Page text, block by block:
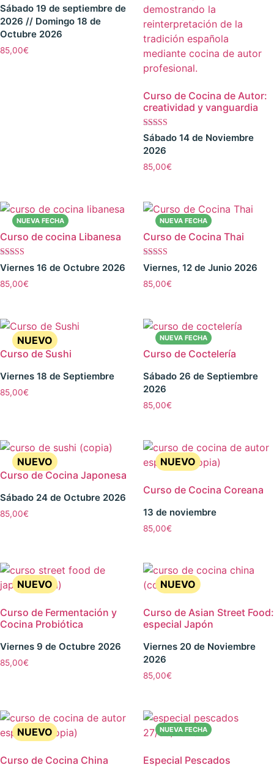
Valorado con
5.00
de 5
Sábado 19 de septiembre de
2026 // Domingo 18 de
Octubre 2026
85,00€
Curso de Cocina de Autor:
creatividad y vanguardia
Valorado con
5.00
de 5
Sábado 14 de Noviembre
2026
85,00€
Curso de cocina Libanesa
Valorado con
5.00
de 5
Viernes 16 de Octubre 2026
85,00€
Curso de Cocina Thai
Valorado
con
4.00
de 5
Viernes, 12 de Junio 2026
85,00€
Curso de Sushi
Viernes 18 de Septiembre
85,00€
Curso de Coctelería
Sábado 26 de Septiembre
2026
85,00€
Curso de Cocina Japonesa
Sábado 24 de Octubre 2026
85,00€
Curso de Cocina Coreana
13 de noviembre
85,00€
Curso de Fermentación y
Cocina Probiótica
Viernes 9 de Octubre 2026
85,00€
Curso de Asian Street Food:
especial Japón
Viernes 20 de Noviembre
2026
85,00€
Curso de Cocina China Especial Pescados